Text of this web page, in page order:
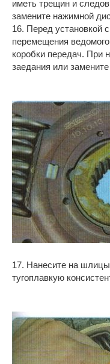
иметь трещин и
замените нажимной
16. Перед установкой
перемещения
коробки передач. При
заедания или
17. Нанесите на
тугоплавкую